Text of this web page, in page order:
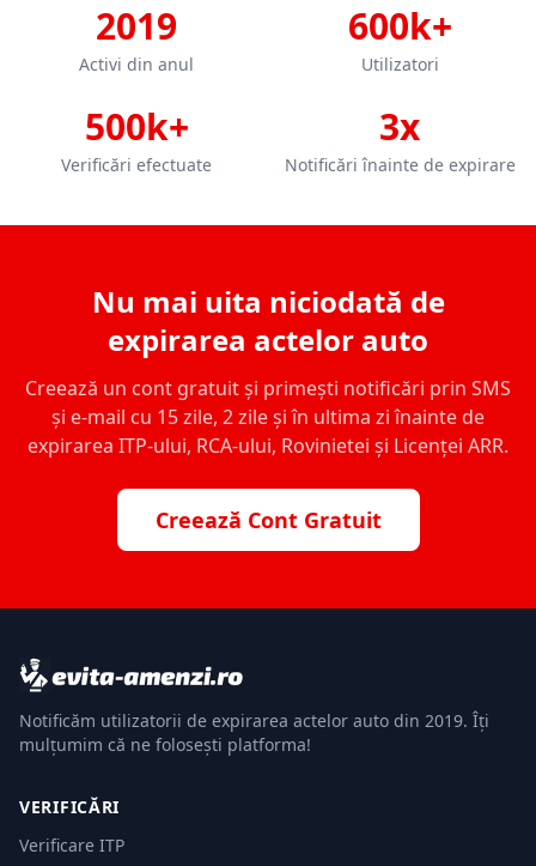
2019
Activi din anul
600k+
Utilizatori
500k+
Verificări efectuate
3x
Notificări înainte de expirare
Nu mai uita niciodată de
expirarea actelor auto
Creează un cont gratuit și primești notificări prin SMS
și e-mail cu 15 zile, 2 zile și în ultima zi înainte de
expirarea ITP-ului, RCA-ului, Rovinietei și Licenței ARR.
Creează Cont Gratuit
Notificăm utilizatorii de expirarea actelor auto din 2019. Îți
mulțumim că ne folosești platforma!
VERIFICĂRI
Verificare ITP